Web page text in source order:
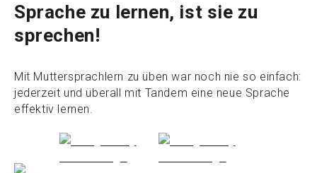
Sprache zu lernen, ist sie zu
sprechen!
Mit Muttersprachlern zu üben war noch nie so einfach:
jederzeit und überall mit Tandem eine neue Sprache
effektiv lernen.